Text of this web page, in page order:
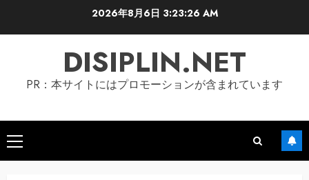
2026年8月6日 3:23:27 AM
DISIPLIN.NET
PR：本サイトにはプロモーションが含まれています
Primary
Menu